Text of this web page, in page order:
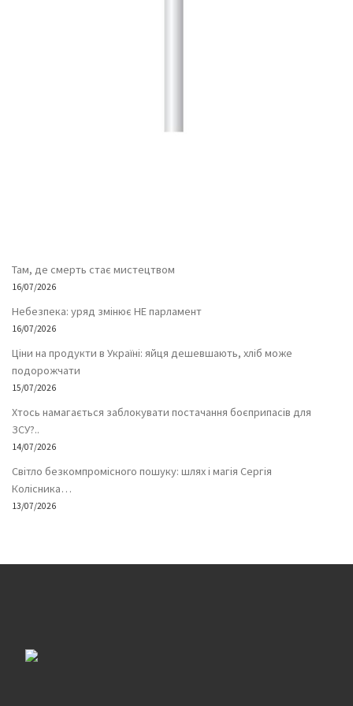
Там, де смерть стає мистецтвом
16/07/2026
Небезпека: уряд змінює НЕ парламент
16/07/2026
Ціни на продукти в Україні: яйця дешевшають, хліб може
подорожчати
15/07/2026
Хтось намагається заблокувати постачання боєприпасів для
ЗСУ?..
14/07/2026
Світло безкомпромісного пошуку: шлях і магія Сергія
Колісника…
13/07/2026